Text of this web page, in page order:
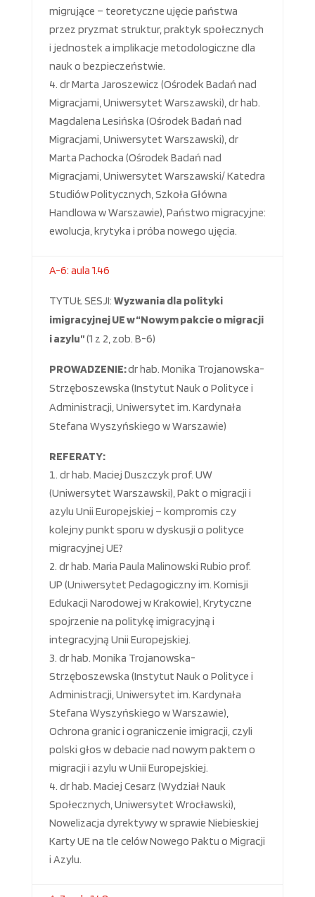
migrujące – teoretyczne ujęcie państwa
przez pryzmat struktur, praktyk społecznych
i jednostek a implikacje metodologiczne dla
nauk o bezpieczeństwie.
dr Marta Jaroszewicz (Ośrodek Badań nad
Migracjami, Uniwersytet Warszawski), dr hab.
Magdalena Lesińska (Ośrodek Badań nad
Migracjami, Uniwersytet Warszawski), dr
Marta Pachocka (Ośrodek Badań nad
Migracjami, Uniwersytet Warszawski/ Katedra
Studiów Politycznych, Szkoła Główna
Handlowa w Warszawie), Państwo migracyjne:
ewolucja, krytyka i próba nowego ujęcia.
A-6: aula 1.46
TYTUŁ SESJI: Wyzwania dla polityki
imigracyjnej UE w “Nowym pakcie o migracji
i azylu”(1 z 2, zob. B-6)
PROWADZENIE:dr hab. Monika Trojanowska-
Strzęboszewska (Instytut Nauk o Polityce i
Administracji, Uniwersytet im. Kardynała
Stefana Wyszyńskiego w Warszawie)
REFERATY:
dr hab. Maciej Duszczyk prof. UW
(Uniwersytet Warszawski), Pakt o migracji i
azylu Unii Europejskiej – kompromis czy
kolejny punkt sporu w dyskusji o polityce
migracyjnej UE?
dr hab. Maria Paula Malinowski Rubio prof.
UP (Uniwersytet Pedagogiczny im. Komisji
Edukacji Narodowej w Krakowie), Krytyczne
spojrzenie na politykę imigracyjną i
integracyjną Unii Europejskiej.
dr hab. Monika Trojanowska-
Strzęboszewska (Instytut Nauk o Polityce i
Administracji, Uniwersytet im. Kardynała
Stefana Wyszyńskiego w Warszawie),
Ochrona granic i ograniczenie imigracji, czyli
polski głos w debacie nad nowym paktem o
migracji i azylu w Unii Europejskiej.
dr hab. Maciej Cesarz (Wydział Nauk
Społecznych, Uniwersytet Wrocławski),
Nowelizacja dyrektywy w sprawie Niebieskiej
Karty UE na tle celów Nowego Paktu o Migracji
i Azylu.